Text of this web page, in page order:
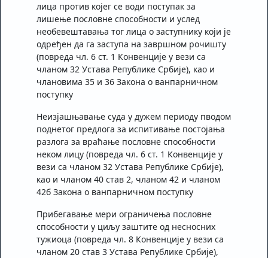
лица против којег се води поступак за
лишење пословне способности и услед
необевештавања тог лица о заступнику који је
одређен да га заступа на завршном рочишту
(повреда чл. 6 ст. 1 Конвенције у вези са
чланом 32 Устава Републике Србије), као и
члановима 35 и 36 Закона о ванпарничном
поступку
Неизјашњавање суда у дужем периоду пводом
поднетог предлога за испитивање постојања
разлога за враћање пословне способности
неком лицу (повреда чл. 6 ст. 1 Конвенције у
вези са чланом 32 Устава Републике Србије),
као и чланом 40 став 2, чланом 42 и чланом
42б Закона о ванпарничном поступку
Прибегавање мери ограничења пословне
способности у циљу заштите од несносних
тужиоца (повреда чл. 8 Конвенције у вези са
чланом 20 став 3 Устава Републике Србије),